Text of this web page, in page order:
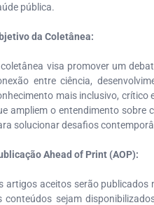
pública.
da Coletânea:
visa promover um
entre ciência,
mais inclusivo, crítico
ampliem o entendimento sobre
solucionar desafios
Ahead of Print (AOP):
artigos aceitos serão
conteúdos sejam